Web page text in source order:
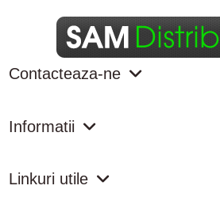
Contacteaza-ne
Informatii
Linkuri utile